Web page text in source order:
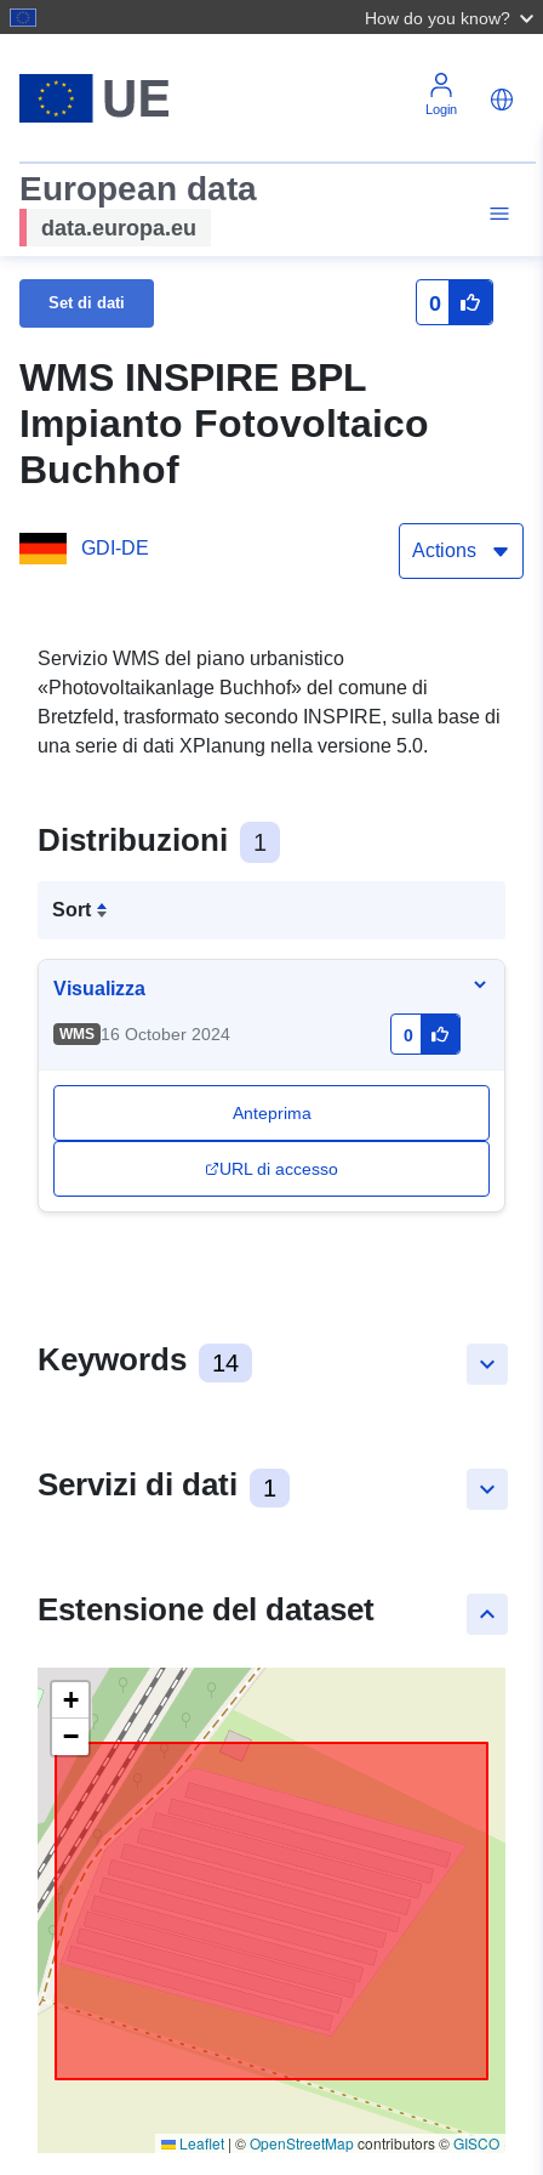
How do you know?
Login
European data
data.europa.eu
Set di dati 0
WMS INSPIRE BPL
Impianto Fotovoltaico
Buchhof
GDI-DE Actions
Servizio WMS del piano urbanistico
«Photovoltaikanlage Buchhof» del comune di
Bretzfeld, trasformato secondo INSPIRE, sulla base di
una serie di dati XPlanung nella versione 5.0.
Distribuzioni 1
Sort
Visualizza
WMS 16 October 2024 0
Anteprima
URL di accesso
keyboard_arrow_down
Keywords 14
keyboard_arrow_down
Servizi di dati 1
keyboard_arrow_up
Estensione del dataset
+
−
Leaflet | ©OpenStreetMapcontributors ©GISCO